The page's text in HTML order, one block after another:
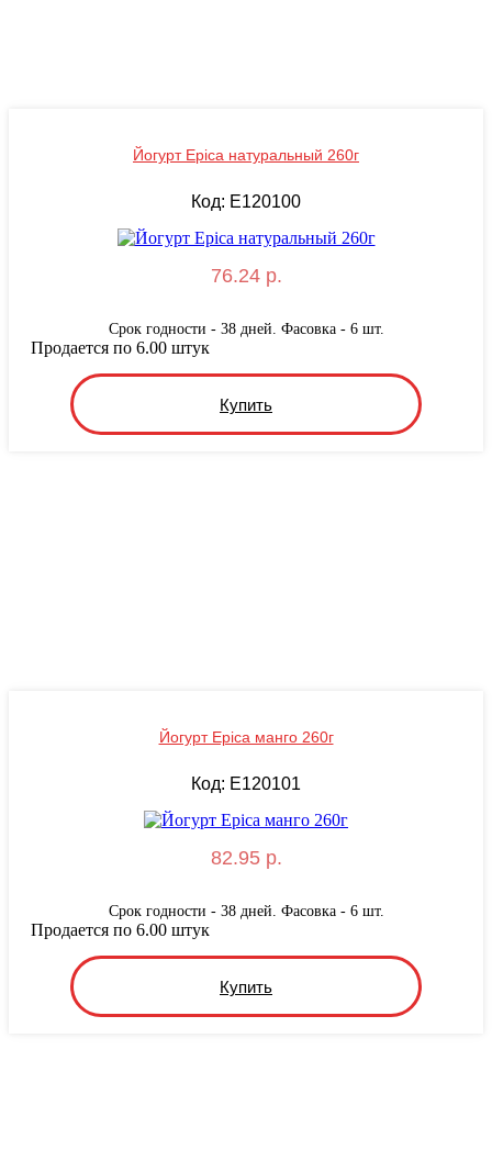
Йогурт Epica натуральный 260г
Код: E120100
76.24 р.
Срок годности - 38 дней. Фасовка - 6 шт.
Купить
Продается по 6.00 штук
Йогурт Epica манго 260г
Код: E120101
82.95 р.
Срок годности - 38 дней. Фасовка - 6 шт.
Купить
Продается по 6.00 штук